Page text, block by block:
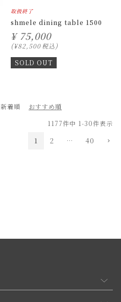
取扱終了
shmele dining table 1500
¥ 75,000
¥82,500税込
SOLD OUT
新着順
おすすめ順
1177件中 1-30件表示
1 2 … 40